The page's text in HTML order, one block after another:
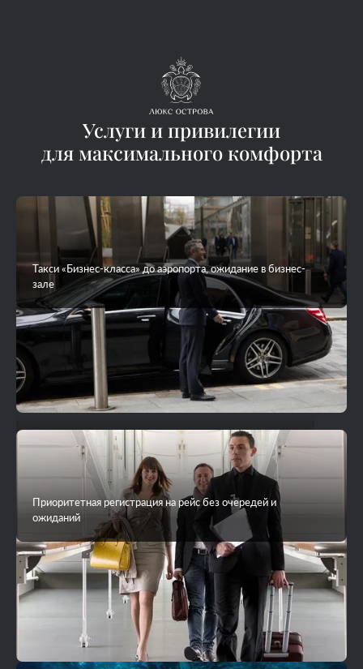
Услуги и привилегии
для максимального комфорта
Такси «Бизнес-класса» до аэропорта, ожидание в бизнес-
зале
VIP-трансфер до острова на яхте или гидросамолете
Приоритетная регистрация на рейс без очередей и
ожиданий